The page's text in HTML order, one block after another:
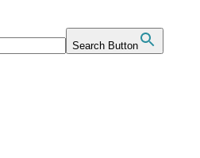
Search Button